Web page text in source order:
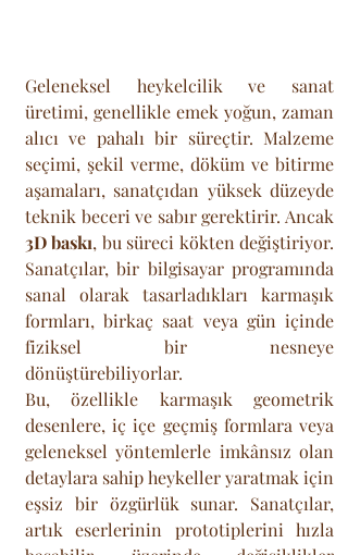
Geleneksel heykelcilik ve sanat
üretimi, genellikle emek yoğun, zaman
alıcı ve pahalı bir süreçtir. Malzeme
seçimi, şekil verme, döküm ve bitirme
aşamaları, sanatçıdan yüksek düzeyde
3D baskı, bu süreci kökten değiştiriyor.
Sanatçılar, bir bilgisayar programında
sanal olarak tasarladıkları karmaşık
formları, birkaç saat veya gün içinde
fiziksel bir nesneye
dönüştürebiliyorlar.
Bu, özellikle karmaşık geometrik
desenlere, iç içe geçmiş formlara veya
geleneksel yöntemlerle imkânsız olan
detaylara sahip heykeller yaratmak için
eşsiz bir özgürlük sunar. Sanatçılar,
artık eserlerinin prototiplerini hızla